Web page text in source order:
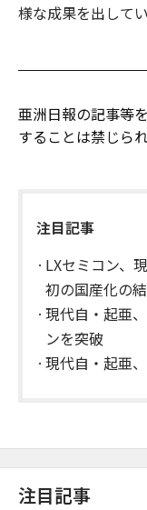
様な成果を出してい
亜洲日報の記事等
することは禁じら
注目記事
LXセミコン、
初の国産化の
現代自・起亜
ンを突破
現代自・起亜
注目記事